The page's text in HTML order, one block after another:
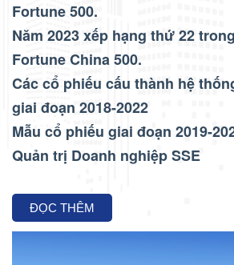
Fortune 500.
Năm 2023 xếp hạng thứ 22
Fortune China 500.
Các cổ phiếu cấu thành hệ
giai đoạn 2018-2022
Mẫu cổ phiếu giai đoạn 2019-
Quản trị Doanh nghiệp SSE
ĐỌC THÊM